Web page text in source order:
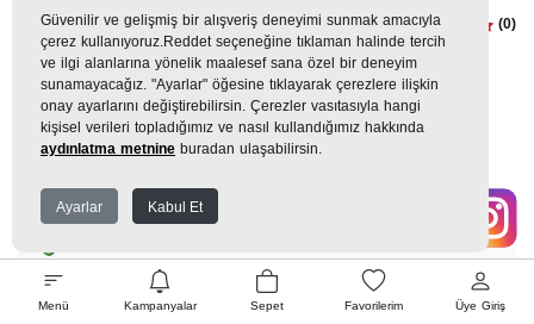
Menü Kampanyalar Sepet Favorilerim Üye Giriş
iPhone 15 Pro 256GB Natürel
Titanyum
(0)
0TL
0 TLx 9 Taksit =0 TL
WHATSAPP SİPARİŞ
Güvenilir ve gelişmiş bir alışveriş deneyimi sunmak amacıyla
çerez kullanıyoruz.Reddet seçeneğine tıklaman halinde tercih
ve ilgi alanlarına yönelik maalesef sana özel bir deneyim
sunamayacağız. "Ayarlar" öğesine tıklayarak çerezlere ilişkin
onay ayarlarını değiştirebilirsin. Çerezler vasıtasıyla hangi
kişisel verileri topladığımız ve nasıl kullandığımız hakkında
aydınlatma metnine buradan ulaşabilirsin.
Ayarlar Kabul Et